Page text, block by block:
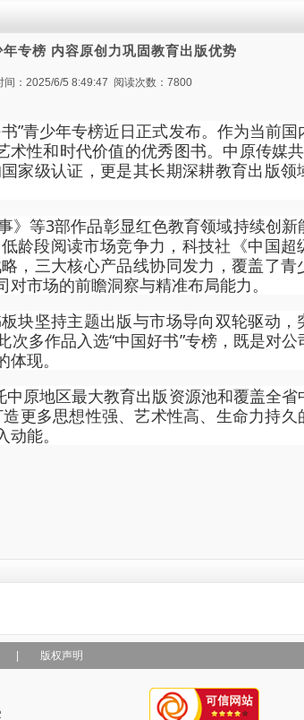
专榜 内容原创力巩固教育出版优势
：2025/6/5 8:49:47 阅读次数：7800
”青少年专榜近日正式发布。作为当前国
性和时代价值的优秀图书。中原传媒
家级认证，更是其长期深耕教育出版领
》等3部作品彰显红色教育领域持续创新
龄段阅读市场竞争力，科技社《中国超
，三大核心产品线协同发力，覆盖了青
市场的前瞻洞察与精准布局能力。
块坚持主题出版与市场导向双轮驱动，
多作品入选“中国好书”专榜，既是对公
现。
原地区最大教育出版资源池和覆盖全省
更多思想性强、艺术性高、生命力持久
能。
版权声明